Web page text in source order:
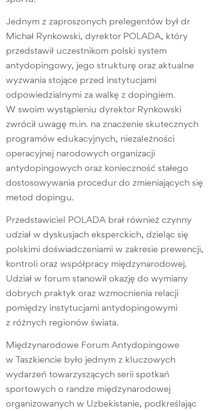
Jednym z zaproszonych prelegentów był dr
Michał Rynkowski, dyrektor POLADA, który
przedstawił uczestnikom polski system
antydopingowy, jego strukturę oraz aktualne
wyzwania stojące przed instytucjami
odpowiedzialnymi za walkę z dopingiem.
W swoim wystąpieniu dyrektor Rynkowski
zwrócił uwagę m.in. na znaczenie skutecznych
programów edukacyjnych, niezależności
operacyjnej narodowych organizacji
antydopingowych oraz konieczność stałego
dostosowywania procedur do zmieniających się
metod dopingu.
Przedstawiciel POLADA brał również czynny
udział w dyskusjach eksperckich, dzieląc się
polskimi doświadczeniami w zakresie prewencji,
kontroli oraz współpracy międzynarodowej.
Udział w forum stanowił okazję do wymiany
dobrych praktyk oraz wzmocnienia relacji
pomiędzy instytucjami antydopingowymi
z różnych regionów świata.
Międzynarodowe Forum Antydopingowe
w Taszkiencie było jednym z kluczowych
wydarzeń towarzyszących serii spotkań
sportowych o randze międzynarodowej
organizowanych w Uzbekistanie, podkreślając